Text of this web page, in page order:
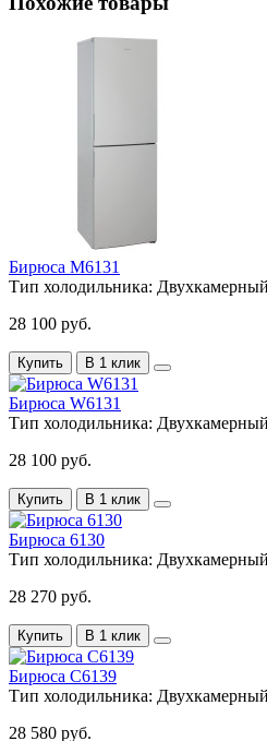
Бирюса M6131
Тип холодильника:
28 100 руб.
Купить В 1 клик
Бирюса W6131
Тип холодильника:
28 100 руб.
Купить В 1 клик
Бирюса 6130
Тип холодильника:
28 270 руб.
Купить В 1 клик
Бирюса C6139
Тип холодильника:
28 580 руб.